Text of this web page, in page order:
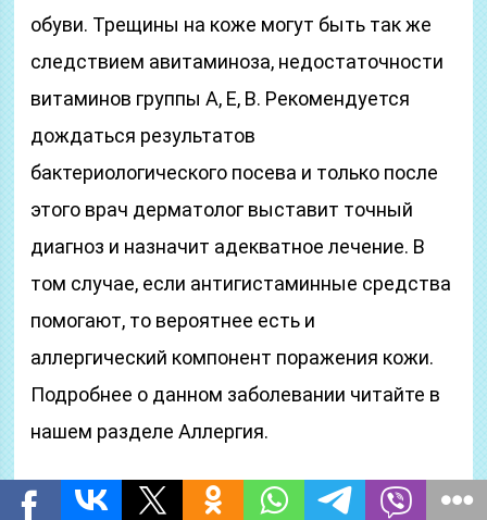
обуви. Трещины на коже могут быть так же
следствием авитаминоза, недостаточности
витаминов группы А, Е, В. Рекомендуется
дождаться результатов
бактериологического посева и только после
этого врач дерматолог выставит точный
диагноз и назначит адекватное лечение. В
том случае, если антигистаминные средства
помогают, то вероятнее есть и
аллергический компонент поражения кожи.
Подробнее о данном заболевании читайте в
нашем разделе Аллергия.
Здравствуйте! Я вам писала до этого, готов